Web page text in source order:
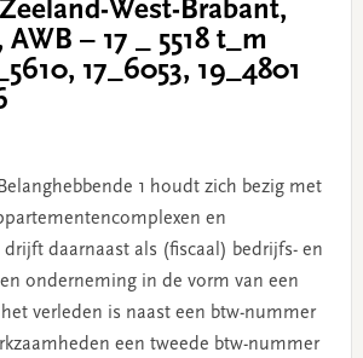
West-Brabant,
– 17 _ 5518 t_m
17_6053, 19_4801
1 houdt zich bezig met
en
daarnaast als (fiscaal) bedrijfs- en
onderneming in de vorm van een
verleden is naast een btw-nummer
een tweede btw-nummer